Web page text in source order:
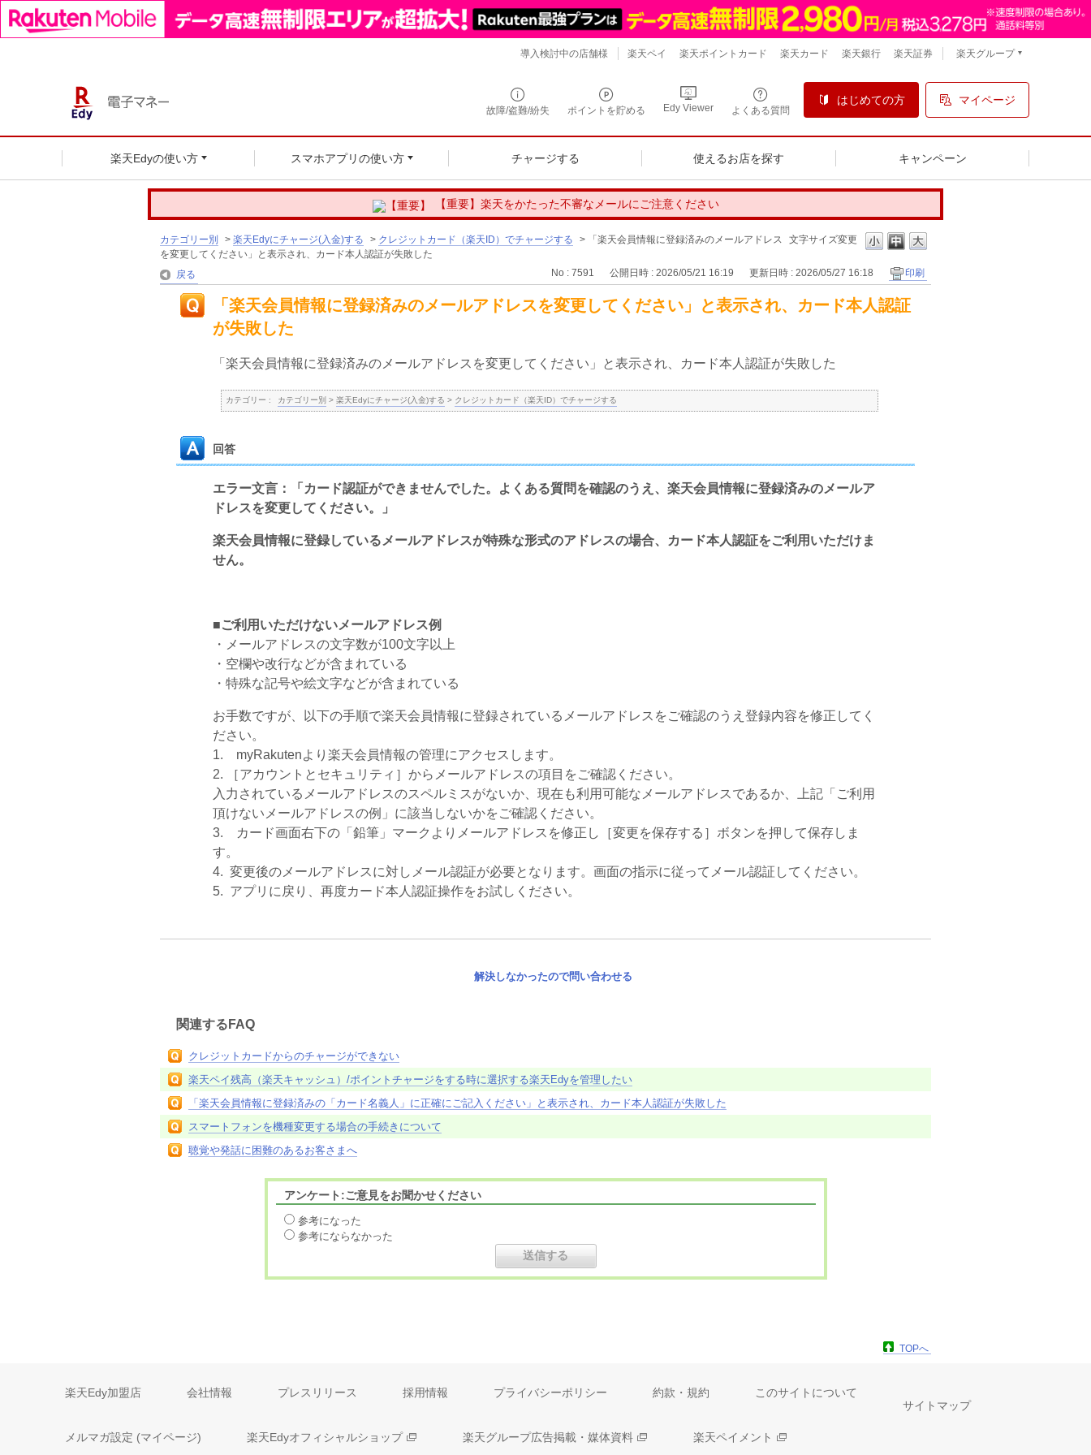
故障/盗難/紛失 ポイントを貯める Edy Viewer よくある質問
はじめての方 マイページ
楽天Edyの使い方 スマホアプリの使い方 チャージする 使えるお店を探す キャンペーン
導入検討中の店舗様 楽天ペイ 楽天ポイントカード 楽天カード 楽天銀行 楽天証券 楽天グループ
【重要】楽天をかたった不審なメールにご注意ください
文字サイズ変更
カテゴリー別 > 楽天Edyにチャージ(入金)する > クレジットカード（楽天ID）でチャージする >
「楽天会員情報に登録済みのメールアドレス
を変更してください」と表示され、カード本人認証が失敗した
戻る
No : 7591 公開日時 : 2026/05/21 16:19 更新日時 : 2026/05/27 16:18 印刷
「楽天会員情報に登録済みのメールアドレスを変更してください」と表示され、カード本人認証
が失敗した
「楽天会員情報に登録済みのメールアドレスを変更してください」と表示され、カード本人認証が失敗した
カテゴリー : カテゴリー別 > 楽天Edyにチャージ(入金)する > クレジットカード（楽天ID）でチャージする
回答
エラー文言：「カード認証ができませんでした。よくある質問を確認のうえ、楽天会員情報に登録済みのメールア
ドレスを変更してください。」
楽天会員情報に登録しているメールアドレスが特殊な形式のアドレスの場合、カード本人認証をご利用いただけま
せん。
■ご利用いただけないメールアドレス例
・メールアドレスの文字数が100文字以上
・空欄や改行などが含まれている
・特殊な記号や絵文字などが含まれている
お手数ですが、以下の手順で楽天会員情報に登録されているメールアドレスをご確認のうえ登録内容を修正してく
ださい。
1. myRakutenより楽天会員情報の管理にアクセスします。
2. ［アカウントとセキュリティ］からメールアドレスの項目をご確認ください。
入力されているメールアドレスのスペルミスがないか、現在も利用可能なメールアドレスであるか、上記「ご利用
頂けないメールアドレスの例」に該当しないかをご確認ください。
3. カード画面右下の「鉛筆」マークよりメールアドレスを修正し［変更を保存する］ボタンを押して保存しま
す。
4. 変更後のメールアドレスに対しメール認証が必要となります。画面の指示に従ってメール認証してください。
5. アプリに戻り、再度カード本人認証操作をお試しください。
解決しなかったので問い合わせる
関連するFAQ
クレジットカードからのチャージができない
楽天ペイ残高（楽天キャッシュ）/ポイントチャージをする時に選択する楽天Edyを管理したい
「楽天会員情報に登録済みの「カード名義人」に正確にご記入ください」と表示され、カード本人認証が失敗した
スマートフォンを機種変更する場合の手続きについて
聴覚や発話に困難のあるお客さまへ
アンケート:ご意見をお聞かせください
参考になった
参考にならなかった
TOPへ
楽天Edy加盟店 会社情報 プレスリリース 採用情報 プライバシーポリシー 約款・規約
このサイトについて
サイトマップ
メルマガ設定 (マイページ) 楽天Edyオフィシャルショップ 楽天グループ広告掲載・媒体資料 楽天ペイメント